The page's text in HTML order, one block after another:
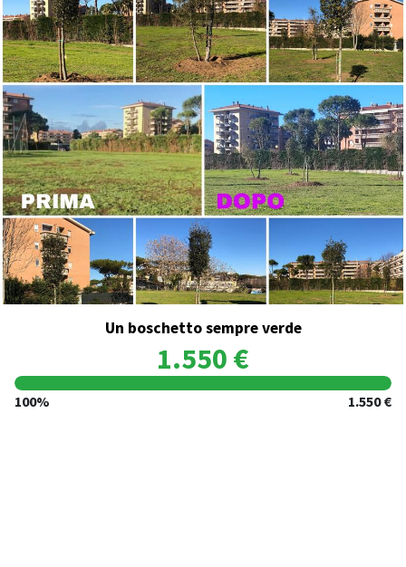
Un boschetto sempre verde
1.550 €
100% 1.550 €